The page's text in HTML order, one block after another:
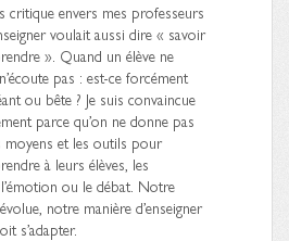
critique envers mes professeurs
voulait aussi dire « savoir
». Quand un élève ne
pas : est-ce forcément
ou bête ? Je suis convaincue
parce qu’on ne donne pas
moyens et les outils pour
à leurs élèves, les
ou le débat. Notre
notre manière d’enseigner
s’adapter.